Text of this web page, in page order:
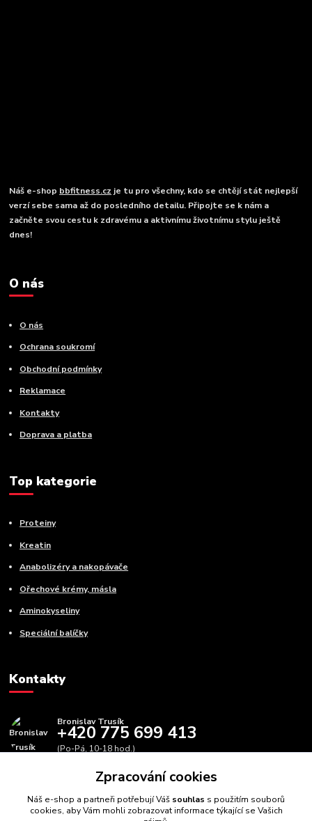
Náš e-shop bbfitness.cz je tu pro všechny, kdo se chtějí stát nejlepší
verzí sebe sama až do posledního detailu. Připojte se k nám a
začněte svou cestu k zdravému a aktivnímu životnímu stylu ještě
dnes!
O nás
O nás
Ochrana soukromí
Obchodní podmínky
Reklamace
Kontakty
Doprava a platba
Top kategorie
Proteiny
Kreatin
Anabolizéry a nakopávače
Ořechové krémy, másla
Aminokyseliny
Speciální balíčky
Kontakty
Bronislav Trusík
+420 775 699 413
(Po-Pá, 10-18 hod.)
info@bbfitness.czZpracování cookies
Náš e-shop a partneři potřebují Váš souhlas s použitím souborů
cookies, aby Vám mohli zobrazovat informace týkající se Vašich